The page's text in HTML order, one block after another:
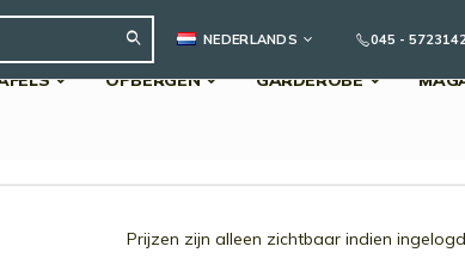
Search
TAALNEDERLANDS 045 - 5723142
OPBERGEN GARDEROBE
Prijzen zijn alleen zichtbaar indien ingelogd